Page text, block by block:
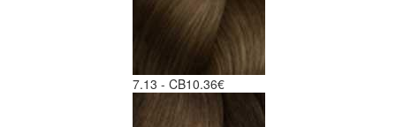
7.13 - CB10.36€